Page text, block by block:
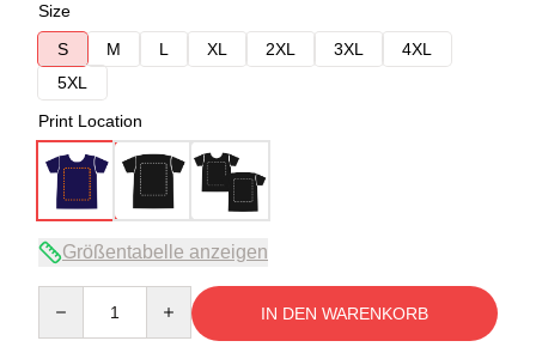
Size
S
M L XL 2XL 3XL
4XL
5XL
Print Location
Größentabelle anzeigen
IN DEN WARENKORB